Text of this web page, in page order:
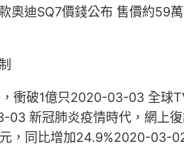
迪SQ7價錢公布 售價約59
衝破1億只2020-03-03 全
03 新冠肺炎疫情時代，網上
同比增加24.9%2020-03-